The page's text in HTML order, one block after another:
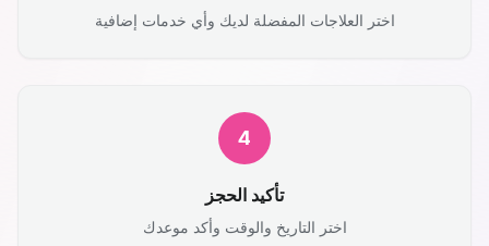
اختر العلاجات المفضلة لديك وأي خدمات إضافية
4
تأكيد الحجز
اختر التاريخ والوقت وأكد موعدك